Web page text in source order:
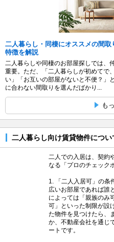
二人暮らし・同棲にオススメの間
特徴を解説
二人暮らしや同棲のお部屋探しでは、
重要。ただ、「二人暮らしが初めてで
い」「お互いの部屋がないと不便？」
に合わない間取りを選んだばかり...
も
二人暮らし向け賃貸物件につ
二人での入居は、契約
なる「プロのチェック
1. 「二人入居可」の条
広いお部屋であれば誰
によっては「親族のみ
可」といった制限が設
た物件を見つけたら、
か、不動産会社を通じ
ートです。